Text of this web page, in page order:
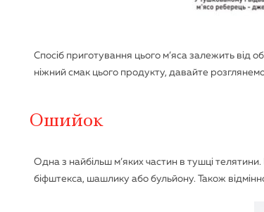
Спосіб приготування цього м’яса залежить від
ніжний смак цього продукту, давайте
Ошийок
Одна з найбільш м’яких частин в тушці
біфштекса, шашлику або бульйону. Також